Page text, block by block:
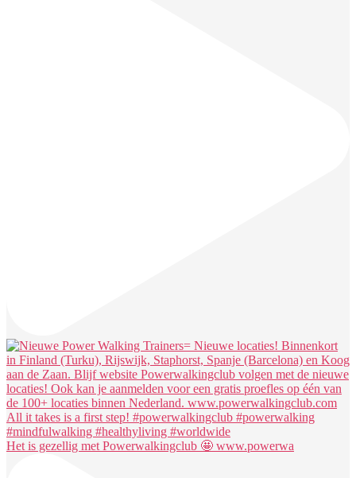
Het is gezellig met Powerwalkingclub 🤩 www.powerwa